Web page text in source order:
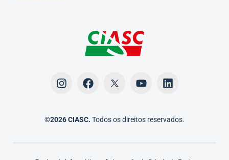
©2026 CIASC. Todos os direitos reservados.